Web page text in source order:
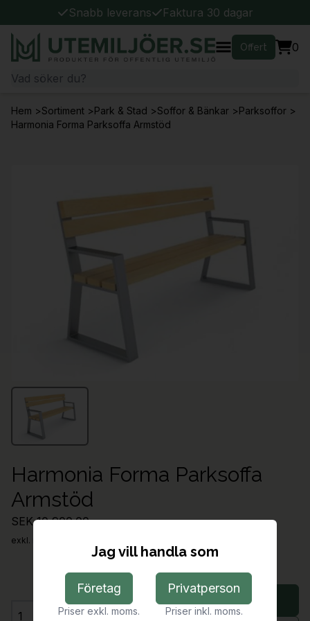
Snabb leverans Faktura 30 dagar
Offert 0
Hem >Sortiment >Park & Stad >Soffor & Bänkar >Parksoffor >
Harmonia Forma Parksoffa Armstöd
Harmonia Forma Parksoffa
Armstöd
SEK 10,900.00
exkl. moms
Lägg i varukorg
Jag vill handla som
Företag
Priser exkl. moms.
Privatperson
Priser inkl. moms.